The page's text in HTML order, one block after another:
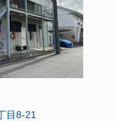
目8-21